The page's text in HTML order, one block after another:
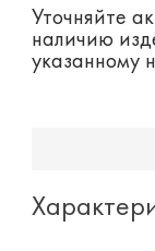
Уточняйте
наличию
указанному